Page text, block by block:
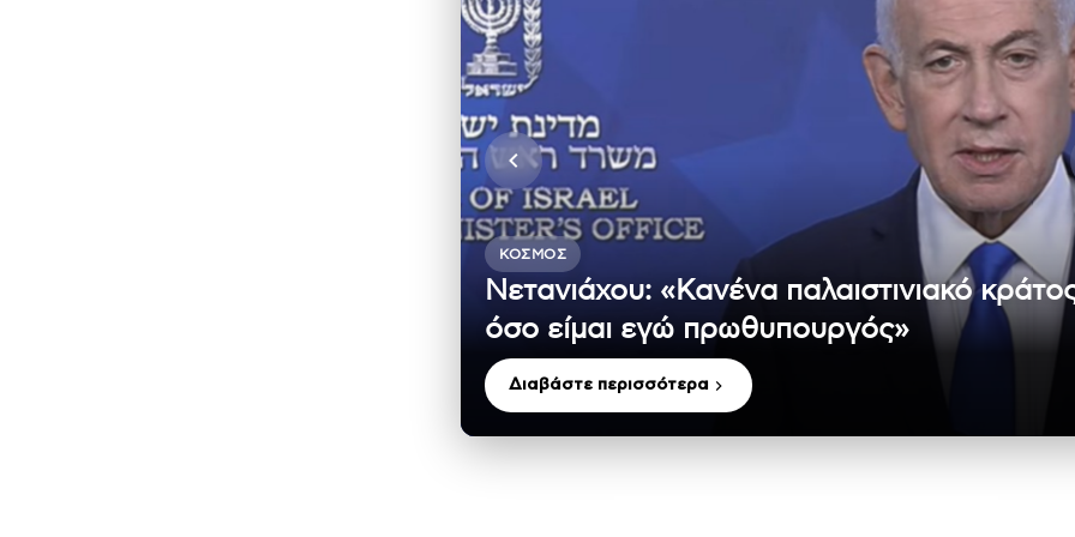
ΚΌΣΜΟΣ
Νετανιάχου: «Κανένα παλαιστινιακό
όσο είμαι εγώ πρωθυπουργός»
Διαβάστε περισσότερα